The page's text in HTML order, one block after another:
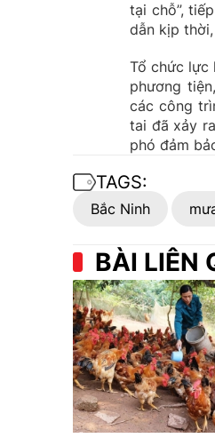
tại chỗ”,
dẫn kịp
Tổ chức lực
phương
các công
tai đã xảy
phó đảm
TAGS:
Bắc Ninh
BÀI LIÊN